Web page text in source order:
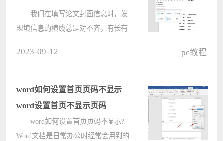
我们在填写论文封面信息时，发
现填信息的横线总是对不齐，有长有
怎么对齐？ 1、在这里需要
2023-09-12 pc教程
word如何设置首页页码不显示
word设置首页不显示页码
word如何设置首页页码不显示?
Word文档是日常办公时经常会用到的